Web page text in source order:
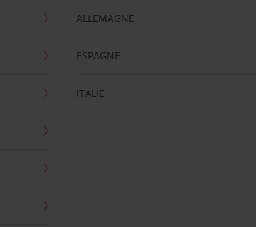
ALLEMAGNE
ESPAGNE
ITALIE